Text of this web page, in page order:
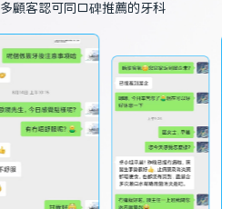
顧客認可同口碑推薦的牙科